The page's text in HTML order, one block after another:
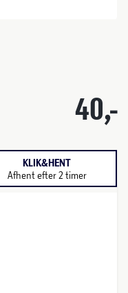
40,-
KLIK&HENT
Afhent efter 2 timer